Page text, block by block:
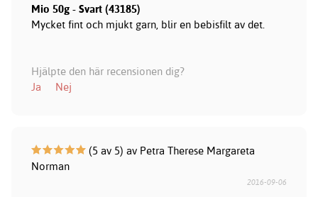
Mio 50g - Svart (43185)
Mycket fint och mjukt garn, blir en bebisfilt av det.
Hjälpte den här recensionen dig?
Ja
Nej
(5 av 5) av Petra Therese Margareta
Norman
2016-09-06